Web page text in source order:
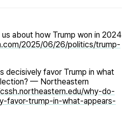
about how Trump won in 2024
2025/06/26/politics/trump-
decisively favor Trump in what
— Northeastern
why-do-
favor-trump-in-what-appears-